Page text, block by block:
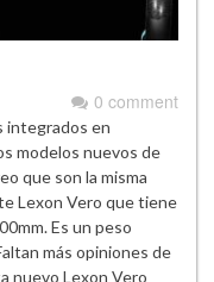
0 comment
integrados en
modelos nuevos de
que son la misma
Lexon Vero que tiene
Es un peso
más opiniones de
nuevo Lexon Vero